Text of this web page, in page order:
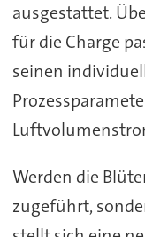
ausgestattet.
für die Charge
seinen
Werden die
zugeführt,